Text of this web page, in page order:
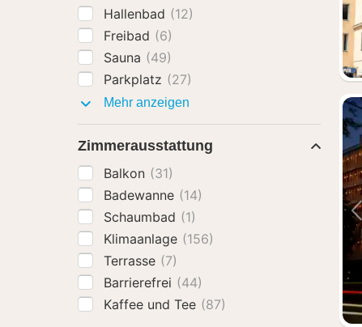
Hallenbad (12)
Freibad (6)
Sauna (49)
Parkplatz (27)
Mehr anzeigen
Zimmerausstattung
Balkon (31)
Badewanne (14)
Schaumbad (1)
Klimaanlage (156)
Terrasse (7)
Barrierefrei (44)
Kaffee und Tee (87)